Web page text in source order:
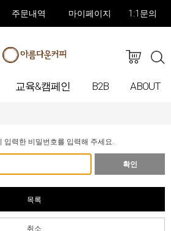
주문내역 마이페이지 1:1문의
교육&캠페인 B2B ABOUT
입력한 비밀번호를 입력해 주세요.
확인
목록
취소